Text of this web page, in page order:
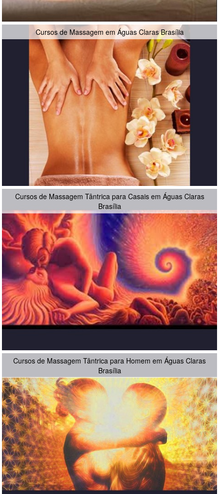
Cursos de Massagem em Águas Claras Brasília
Cursos de Massagem Tântrica para Casais em Águas Claras
Brasília
Cursos de Massagem Tântrica para Homem em Águas Claras
Brasília